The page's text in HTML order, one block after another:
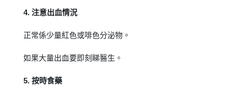
4. 注意出血情況
正常係少量紅色或啡色分泌物。
如果大量出血要即刻睇醫生。
5. 按時食藥